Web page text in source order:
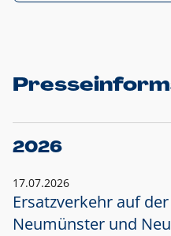
2026
17.07.2026
Ersatzverkehr auf
Neumünster und